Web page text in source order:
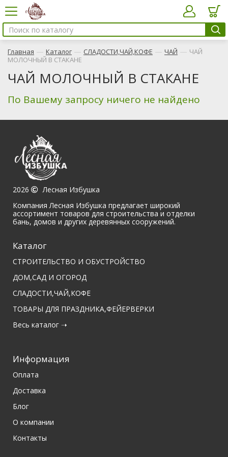
Главная — Каталог — СЛАДОСТИ,ЧАЙ,КОФЕ — ЧАЙ — ЧАЙ
МОЛОЧНЫЙ В СТАКАНЕ
ЧАЙ МОЛОЧНЫЙ В СТАКАНЕ
По Вашему запросу ничего не найдено
2026
Лесная Избушка
Компания Лесная Избушка предлагает широкий
ассортимент товаров для строительства и отделки
бань, домов и других деревянных сооружений.
Каталог
СТРОИТЕЛЬСТВО И ОБУСТРОЙСТВО
ДОМ,САД И ОГОРОД
СЛАДОСТИ,ЧАЙ,КОФЕ
ТОВАРЫ ДЛЯ ПРАЗДНИКА,ФЕЙЕРВЕРКИ
Весь каталог ➝
Информация
Оплата
Доставка
Блог
О компании
Контакты